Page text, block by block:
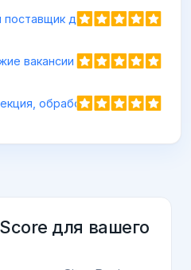
для вашего